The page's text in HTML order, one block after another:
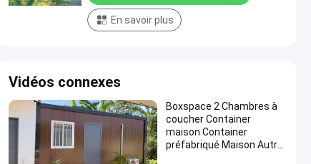
En savoir plus
Vidéos connexes
Boxspace 2 Chambres à
coucher Container
maison Container
préfabriqué Maison Autre